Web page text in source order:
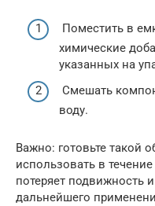
Поместить в
химические
указанных на
Смешать
воду.
Важно: готовьте такой
использовать в
потеряет подвижность
дальнейшего